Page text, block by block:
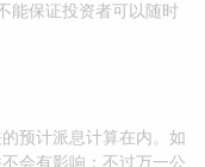
能保证投资者可以随时
预计派息计算在内。如
会有影响；不过万一公